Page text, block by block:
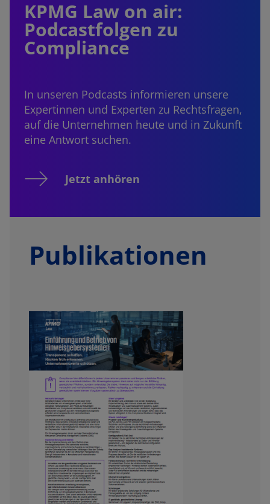
KPMG Law on air:
Podcastfolgen zu
Compliance
In unseren Podcasts informieren unsere
Expertinnen und Experten zu Rechtsfragen,
auf die Unternehmen heute und in Zukunft
eine Antwort suchen.
Jetzt anhören
Publikationen